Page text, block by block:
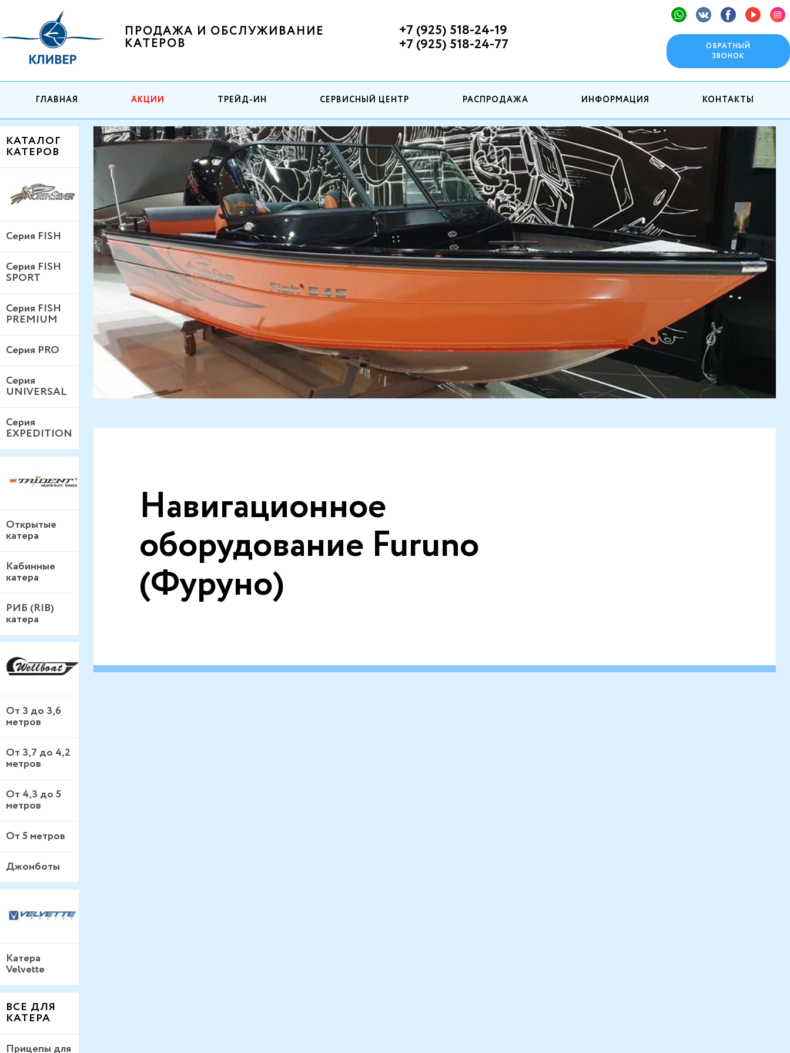
ПРОДАЖА И ОБСЛУЖИВАНИЕ
КАТЕРОВ
+7 (925) 518-24-19
+7 (925) 518-24-77
ОБРАТНЫЙ
ЗВОНОК
ГЛАВНАЯ АКЦИИ ТРЕЙД-ИН СЕРВИСНЫЙ ЦЕНТР РАСПРОДАЖА ИНФОРМАЦИЯ КОНТАКТЫ
КАТАЛОГ
КАТЕРОВ
Серия FISH
Серия FISH
SPORT
Серия FISH
PREMIUM
Серия PRO
Серия
UNIVERSAL
Серия
EXPEDITION
Открытые
катера
Кабинные
катера
РИБ (RIB)
катера
От 3 до 3,6
метров
От 3,7 до 4,2
метров
От 4,3 до 5
метров
От 5 метров
Джонботы
Катера
Velvette
ВСЕ ДЛЯ
КАТЕРА
Прицепы для
Навигационное
оборудование Furuno
(Фуруно)